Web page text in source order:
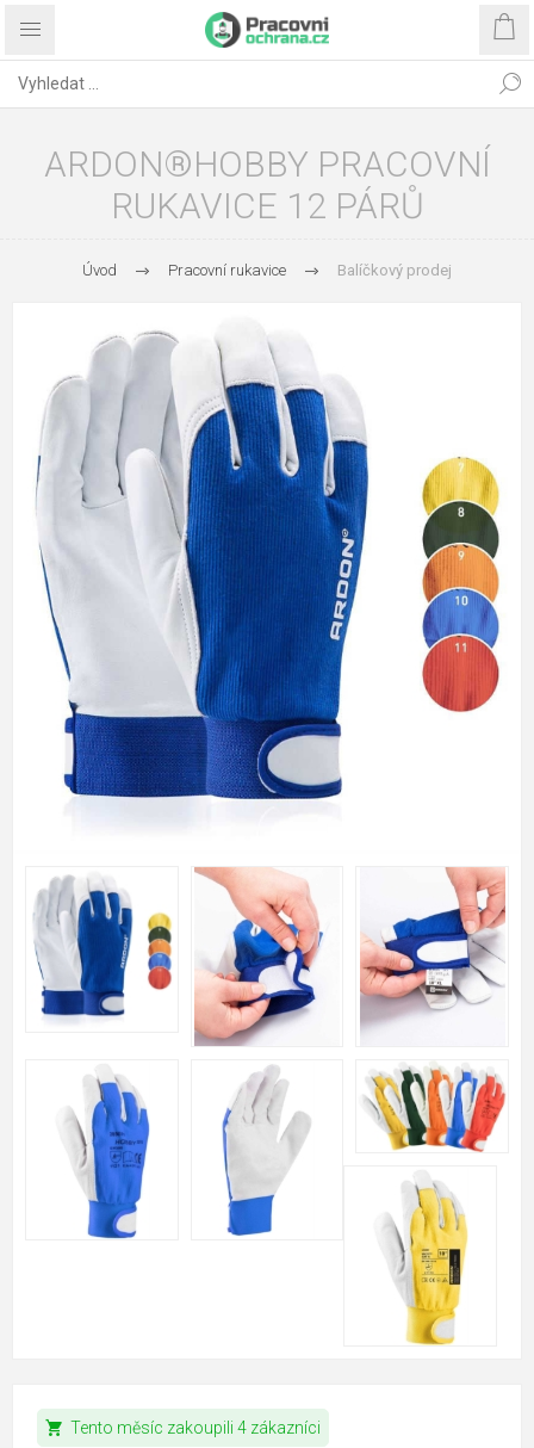
ARDON®HOBBY PRACOVNÍ
RUKAVICE 12 PÁRŮ
Úvod Pracovní rukavice Balíčkový prodej
shopping_cart Tento měsíc zakoupili 4 zákazníci